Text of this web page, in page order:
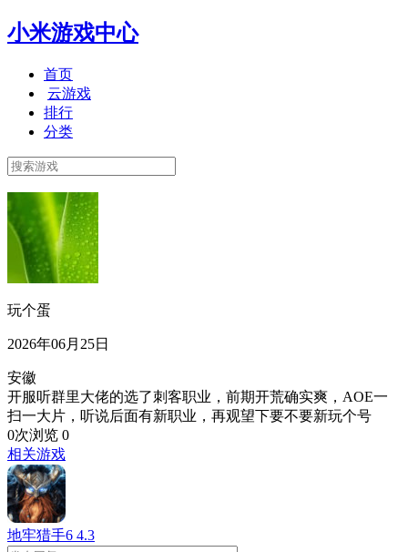
小米游戏中心
首页
云游戏
排行
分类
玩个蛋
2026年06月25日
安徽
开服听群里大佬的选了刺客职业，前期开荒确实爽，AOE一
扫一大片，听说后面有新职业，再观望下要不要新玩个号
0次浏览 0
相关游戏
地牢猎手6 4.3